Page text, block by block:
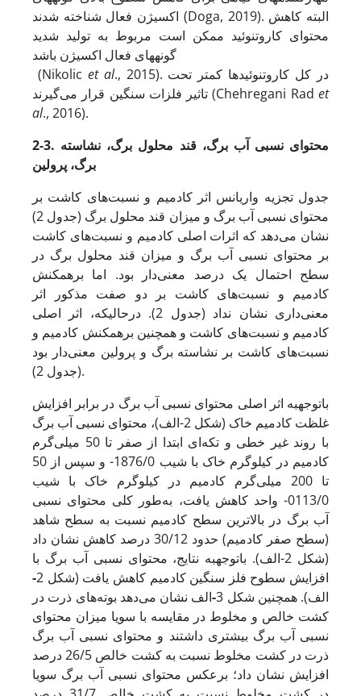
اکسیژن فعال شناخته شدند (Doga, 2019). البته کاهش
محتوای کاروتنوئید ممکن است مربوط به تولید شدید
گونه‏های فعال اکسیژن باشد
(Nikolic et al., 2015). در کل کاروتنوئیدها کمتر تحت
تاثیر فلزات سنگین قرار می‌گیرند (Chehregani Radet
al., 2016).
2-3.
محتوای نسبی آب برگ، قند محلول برگ، نشاسته
برگ، پرولین
جدول تجزیه واریانس اثر کادمیم و نسبت‌های کاشت بر
محتوای نسبی آب برگ و میزان قند محلول برگ (جدول 2)
نشان می‌دهد که اثرات اصلی کادمیم و نسبت‌های کاشت
بر محتوای نسبی آب برگ و میزان قند محلول برگ در
سطح احتمال یک درصد معنی‌دار بود. اما برهمکنش
کادمیم و نسبت‌های کاشت بر دو صفت مذکور اثر
معنی‌داری نشان نداد (جدول 2). در
حالیکه، اثر اصلی
کادمیم و نسبت‌های کاشت و همچنین برهمکنش کادمیم و
نسبت‌های کاشت بر نشاسته برگ و پرولین معنی‌دار بود
(جدول 2).
باتوجهبه اثر اصلی محتوای نسبی آب برگ در برابر افزایش
غلظت کادمیم خاک (شکل 2-الف)، محتوای نسبی آب برگ
با روند غیر خطی و تکه‌ای ابتدا از صفر تا 50 میلی‌گرم
کادمیم در کیلوگرم خاک با شیب 1876/0- و سپس از 50
تا 200 میلی‌گرم کادمیم در کیلوگرم خاک با شیب
0113/0- واحد کاهش یافت، به‌طور کلی محتوای نسبی
آب برگ در بالاترین سطح کادمیم نسبت به سطح شاهد
(سطح صفر کادمیم) حدود 30/12 درصد کاهش نشان داد
(شکل 2-الف). با
توجهبه نتایج، محتوای نسبی آب برگ با
افزایش سطوح فلز سنگین کادمیم کاهش یافت (شکل 2
-
الف). همچنین شکل 3
-الف نشان می‌دهد بوته‌های ذرت در
کشت خالص و مخلوط در مقایسه با سویا میزان محتوای
نسبی آب برگ بیشتری داشتند و محتوای نسبی آب برگ
ذرت در کشت مخلوط نسبت به کشت خالص 26/5 درصد
افزایش نشان داد؛ برعکس محتوای نسبی آب برگ سویا